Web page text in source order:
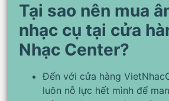
Tại sao nên mua
nhạc cụ tại cửa
Nhạc Center?
Đến với cửa hàng
luôn nỗ lực hết mình để